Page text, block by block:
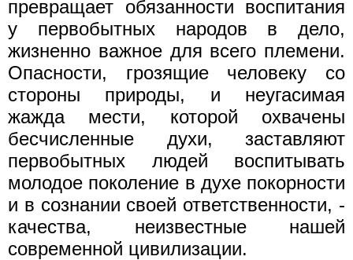
превращает обязанности воспитания
у первобытных народов в дело,
жизненно важное для всего племени.
Опасности, грозящие человеку со
стороны природы, и неугасимая
жажда мести, которой охвачены
бесчисленные духи, заставляют
первобытных людей воспитывать
молодое поколение в духе покорности
и в сознании своей ответственности, -
качества, неизвестные нашей
современной цивилизации.